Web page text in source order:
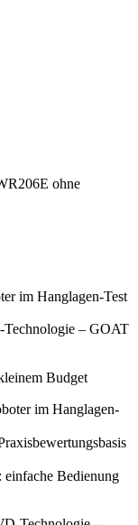
ohne
im Hanglagen-Test
Technologie – GOAT
Budget
im Hanglagen-
Bedienung